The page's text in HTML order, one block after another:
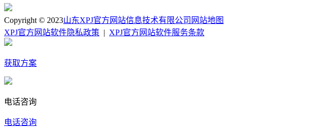
Copyright © 2023山东XPJ官方网站信息技术有限公司 网站地图
XPJ官方网站软件隐私政策
XPJ官方网站软件服务条款
获取方案
电话咨询
电话咨询